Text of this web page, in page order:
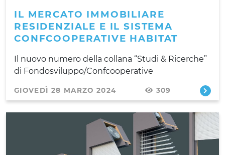
IL MERCATO IMMOBILIARE
RESIDENZIALE E IL SISTEMA
CONFCOOPERATIVE HABITAT
Il nuovo numero della collana “Studi & Ricerche”
di Fondosviluppo/Confcooperative
GIOVEDÌ 28 MARZO 2024 309